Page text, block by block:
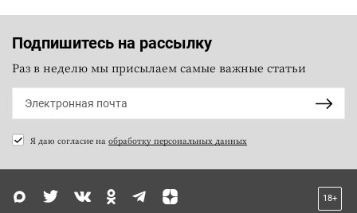
Подпишитесь на рассылку
Раз в неделю мы присылаем самые важные статьи
Я даю согласие на обработку персональных данных
18+